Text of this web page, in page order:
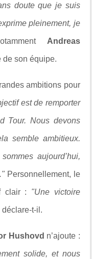
doute que je suis
pleinement, je
Andreas
de son équipe.
ambitions pour
est de remporter
Tour. Nous devons
semble ambitieux.
aujourd’hui,
Personnellement, le
clair : "Une victoire
déclare-t-il.
Hushovd n’ajoute :
solide, et nous